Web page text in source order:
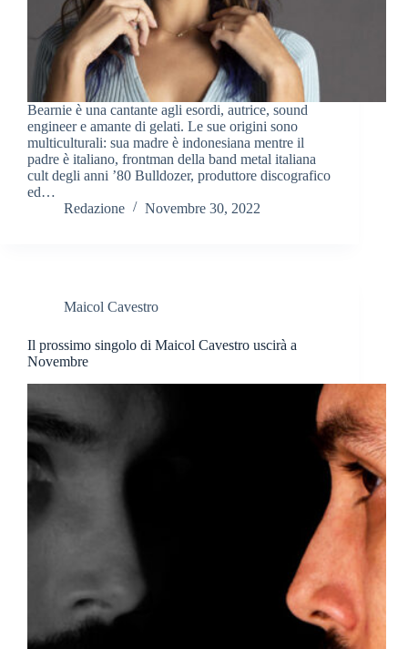
Bearnie è una cantante agli esordi, autrice, sound
engineer e amante di gelati. Le sue origini sono
multiculturali: sua madre è indonesiana mentre il
padre è italiano, frontman della band metal italiana
cult degli anni ’80 Bulldozer, produttore discografico
ed…
Redazione
Novembre 30, 2022
Maicol Cavestro
Il prossimo singolo di Maicol Cavestro uscirà a
Novembre